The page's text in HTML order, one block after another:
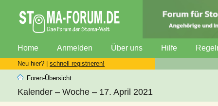
Home Anmelden Über uns Hilfe
Neu hier? | schnell registrieren!
Foren-Übersicht
Kalender – Woche – 17. April 2021